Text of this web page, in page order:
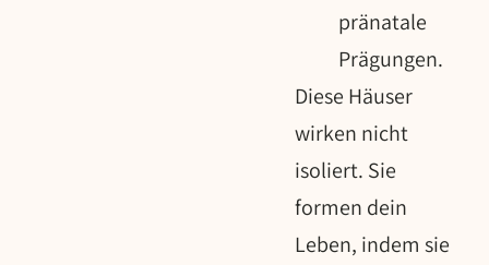
pränatale
Prägungen.
Diese Häuser
wirken nicht
isoliert. Sie
formen dein
Leben, indem sie